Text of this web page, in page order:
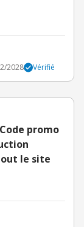
2028 Vérifié
Code promo
tout le site